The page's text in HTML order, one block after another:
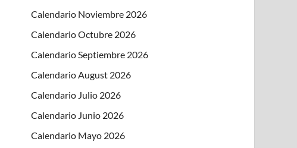
Calendario Noviembre 2026
Calendario Octubre 2026
Calendario Septiembre 2026
Calendario August 2026
Calendario Julio 2026
Calendario Junio 2026
Calendario Mayo 2026